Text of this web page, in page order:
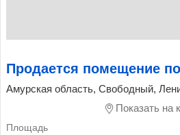
Продается помещение
Амурская область, Свободный,
Показать на